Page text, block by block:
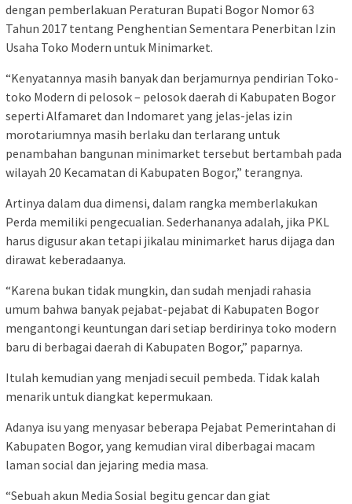
dengan pemberlakuan Peraturan Bupati Bogor Nomor 63
Tahun 2017 tentang Penghentian Sementara Penerbitan Izin
Usaha Toko Modern untuk Minimarket.
“Kenyatannya masih banyak dan berjamurnya pendirian Toko-
toko Modern di pelosok – pelosok daerah di Kabupaten Bogor
seperti Alfamaret dan Indomaret yang jelas-jelas izin
morotariumnya masih berlaku dan terlarang untuk
penambahan bangunan minimarket tersebut bertambah pada
wilayah 20 Kecamatan di Kabupaten Bogor,” terangnya.
Artinya dalam dua dimensi, dalam rangka memberlakukan
Perda memiliki pengecualian. Sederhananya adalah, jika PKL
harus digusur akan tetapi jikalau minimarket harus dijaga dan
dirawat keberadaanya.
“Karena bukan tidak mungkin, dan sudah menjadi rahasia
umum bahwa banyak pejabat-pejabat di Kabupaten Bogor
mengantongi keuntungan dari setiap berdirinya toko modern
baru di berbagai daerah di Kabupaten Bogor,” paparnya.
Itulah kemudian yang menjadi secuil pembeda. Tidak kalah
menarik untuk diangkat kepermukaan.
Adanya isu yang menyasar beberapa Pejabat Pemerintahan di
Kabupaten Bogor, yang kemudian viral diberbagai macam
laman social dan jejaring media masa.
“Sebuah akun Media Sosial begitu gencar dan giat